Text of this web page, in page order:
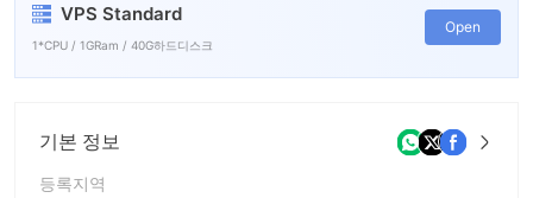
VPS Standard
1*CPU / 1GRam / 40G하드디스크
Open
기본 정보
등록지역